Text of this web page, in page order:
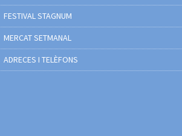
FESTIVAL STAGNUM
MERCAT SETMANAL
ADRECES I TELÈFONS